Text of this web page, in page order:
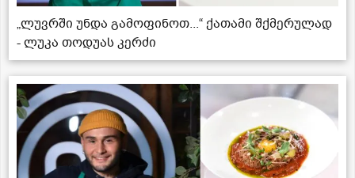
„ლუვრში უნდა გამოფინოთ...“ ქათამი შქმერულად
- ლუკა თოდუას კერძი